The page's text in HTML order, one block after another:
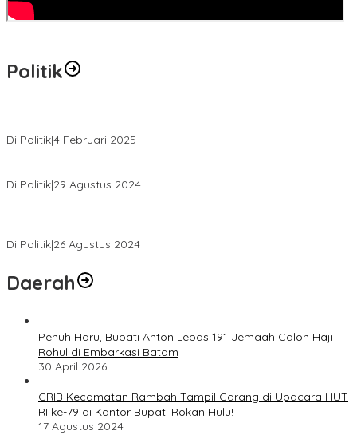
Politik
Di Politik|4 Februari 2025
Di Politik|29 Agustus 2024
Di Politik|26 Agustus 2024
Daerah
Penuh Haru, Bupati Anton Lepas 191 Jemaah Calon Haji
Rohul di Embarkasi Batam
30 April 2026
GRIB Kecamatan Rambah Tampil Garang di Upacara HUT
RI ke-79 di Kantor Bupati Rokan Hulu!
17 Agustus 2024